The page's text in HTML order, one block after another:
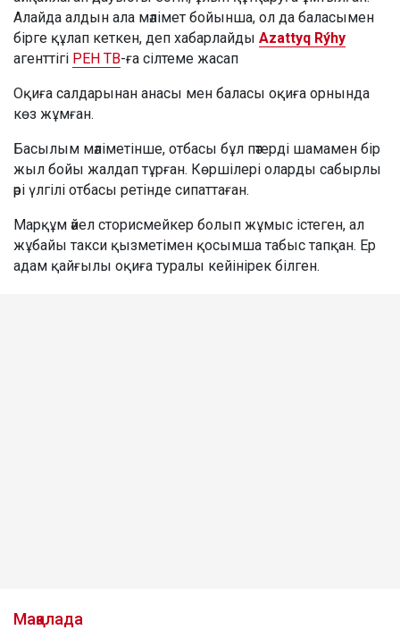
Алайда алдын ала мәлімет бойынша, ол да баласымен
бірге құлап кеткен, деп хабарлайды Azattyq Rýhy
агенттігі РЕН ТВ-ға сілтеме жасап
Оқиға салдарынан анасы мен баласы оқиға орнында
көз жұмған.
Басылым мәліметінше, отбасы бұл пәтерді шамамен бір
жыл бойы жалдап тұрған. Көршілері оларды сабырлы
әрі үлгілі отбасы ретінде сипаттаған.
Марқұм әйел сторисмейкер болып жұмыс істеген, ал
жұбайы такси қызметімен қосымша табыс тапқан. Ер
адам қайғылы оқиға туралы кейінірек білген.
Мақалада